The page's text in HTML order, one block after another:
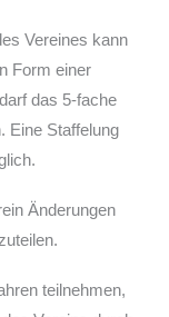
Vereines kann
Form einer
das 5-fache
Eine Staffelung
Änderungen
teilnehmen,